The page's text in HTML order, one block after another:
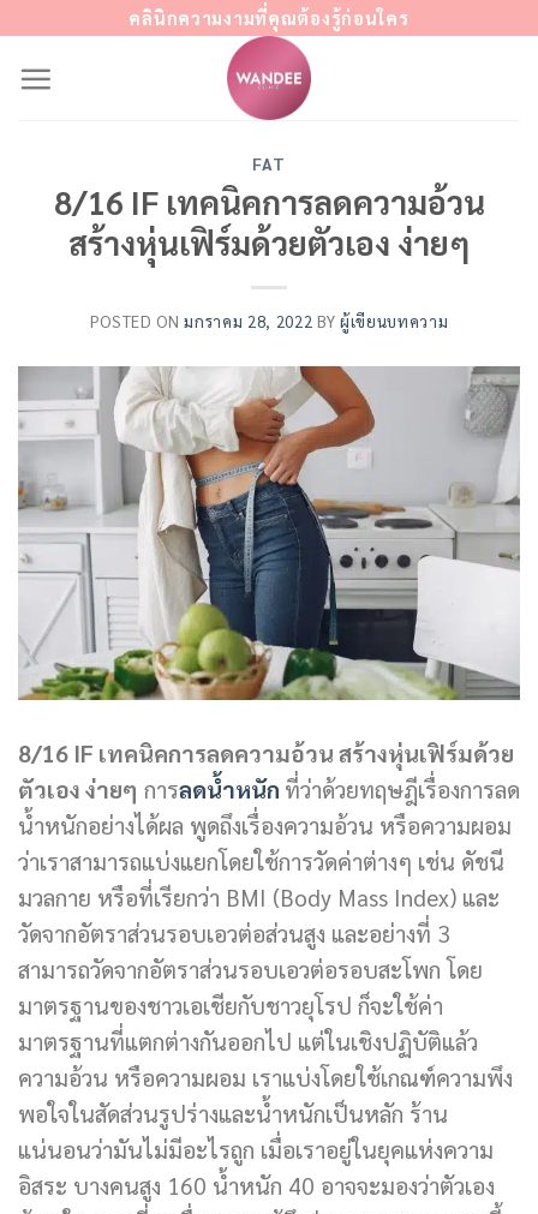
content
คลินิกความงามที่คุณต้องรู้ก่อนใคร
FAT
8/16 IF เทคนิคการลดความอ้วน
สร้างหุ่นเฟิร์มด้วยตัวเอง ง่ายๆ
POSTED ONมกราคม 28, 2022 BYผู้เขียนบทความ
8/16 IF เทคนิคการลดความอ้วน สร้างหุ่นเฟิร์มด้วย
ตัวเอง ง่ายๆ การลดน้ำหนัก ที่ว่าด้วยทฤษฎีเรื่องการลด
น้ำหนักอย่างได้ผล พูดถึงเรื่องความอ้วน หรือความผอม
ว่าเราสามารถแบ่งแยกโดยใช้การวัดค่าต่างๆ เช่น ดัชนี
มวลกาย หรือที่เรียกว่า BMI (Body Mass Index) และ
วัดจากอัตราส่วนรอบเอวต่อส่วนสูง และอย่างที่ 3
สามารถวัดจากอัตราส่วนรอบเอวต่อรอบสะโพก โดย
มาตรฐานของชาวเอเชียกับชาวยุโรป ก็จะใช้ค่า
มาตรฐานที่แตกต่างกันออกไป แต่ในเชิงปฏิบัติแล้ว
ความอ้วน หรือความผอม เราแบ่งโดยใช้เกณฑ์ความพึง
พอใจในสัดส่วนรูปร่างและน้ำหนักเป็นหลัก ร้าน
แน่นอนว่ามันไม่มีอะไรถูก เมื่อเราอยู่ในยุคแห่งความ
อิสระ บางคนสูง 160 น้ำหนัก 40 อาจจะมองว่าตัวเอง